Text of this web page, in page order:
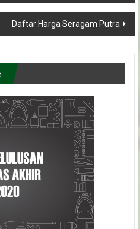
Daftar Harga Seragam Putra